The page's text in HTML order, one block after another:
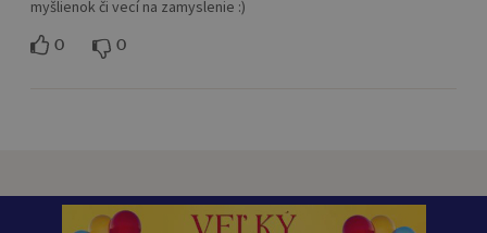
myšlienok či vecí na zamyslenie :)
0 0